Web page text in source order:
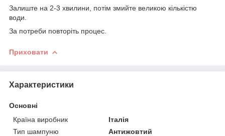
Залиште на 2-3 хвилини, потім змийте великою кількістю
води.
За потреби повторіть процес.
Приховати
Характеристики
Основні
Країна виробник
Італія
Тип шампуню
Антижовтий